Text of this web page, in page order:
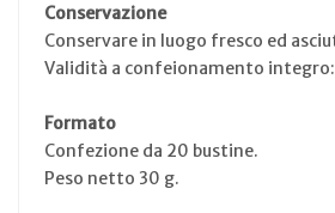
Conservazione
Conservare in luogo fresco ed
Validità a confeionamento
Formato
Confezione da 20 bustine.
Peso netto 30 g.